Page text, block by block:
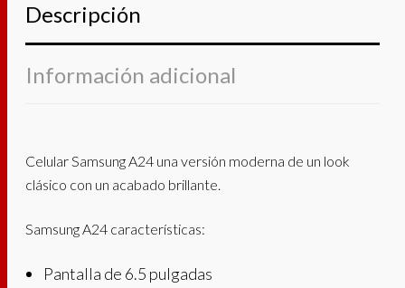
Descripción
Información adicional
Celular Samsung A24 una versión moderna de un look
clásico con un acabado brillante.
Samsung A24 características:
Pantalla de 6.5 pulgadas